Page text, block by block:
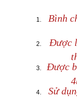
Bình
Được
Được
Sử